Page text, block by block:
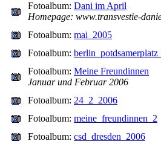
Fotoalbum: Dani im April
Homepage: www.transvestie-
Fotoalbum: mai_2005
Fotoalbum:
Fotoalbum: Meine Freundinnen
Januar und Februar 2006
Fotoalbum: 24_2_2006
Fotoalbum: meine_freundinnen_2
Fotoalbum: csd_dresden_2006